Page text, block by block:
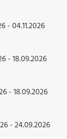
- 04.11.2026
- 18.09.2026
- 18.09.2026
- 24.09.2026